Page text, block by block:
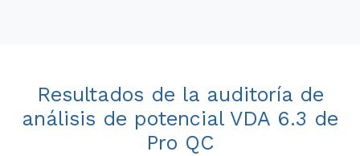
Resultados de la auditoría de
análisis de potencial VDA 6.3 de
Pro QC